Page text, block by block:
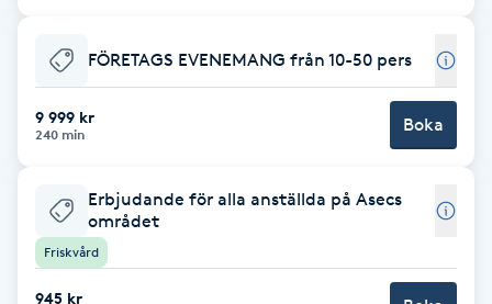
Fransk manikyr
Fransrengöring
Frekvensterapi
Friskvård
Friskvårdsmassage
FÖRETAGS EVENEMANG från 10-50 pers
9 999 kr
240 min Boka
Erbjudande för alla anställda på Asecs
området
Friskvård
945 kr